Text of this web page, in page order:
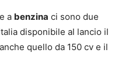
a benzina ci sono due
disponibile al lancio il
quello da 150 cv e il